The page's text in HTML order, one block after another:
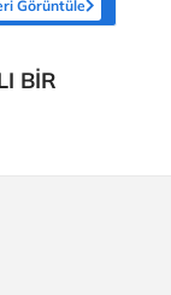
Görüntüle
BİR